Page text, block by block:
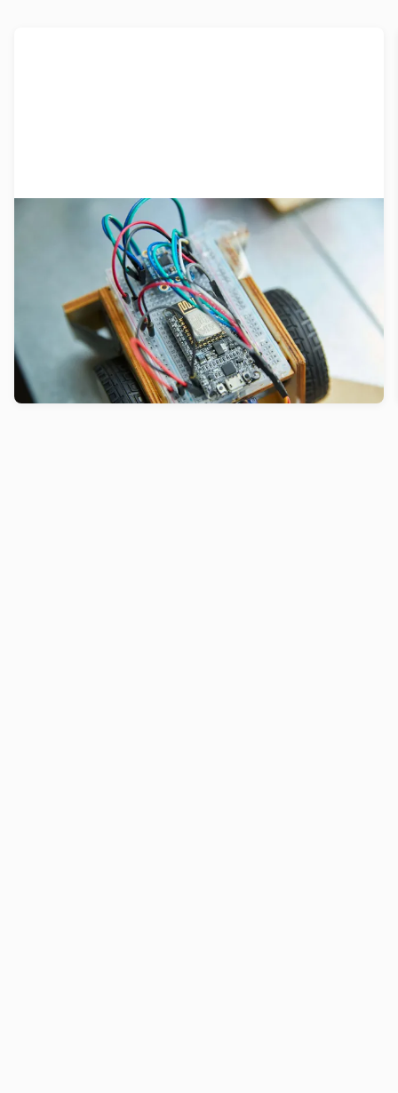
Was wir über Prototyping wissen...
bis jetzt
Prototyping ist ein Innovationstreiber. Hier sind
die Erkenntnisse aus über 40 Jahren voller Tests,
Experimente und überraschender Aha-Momente.